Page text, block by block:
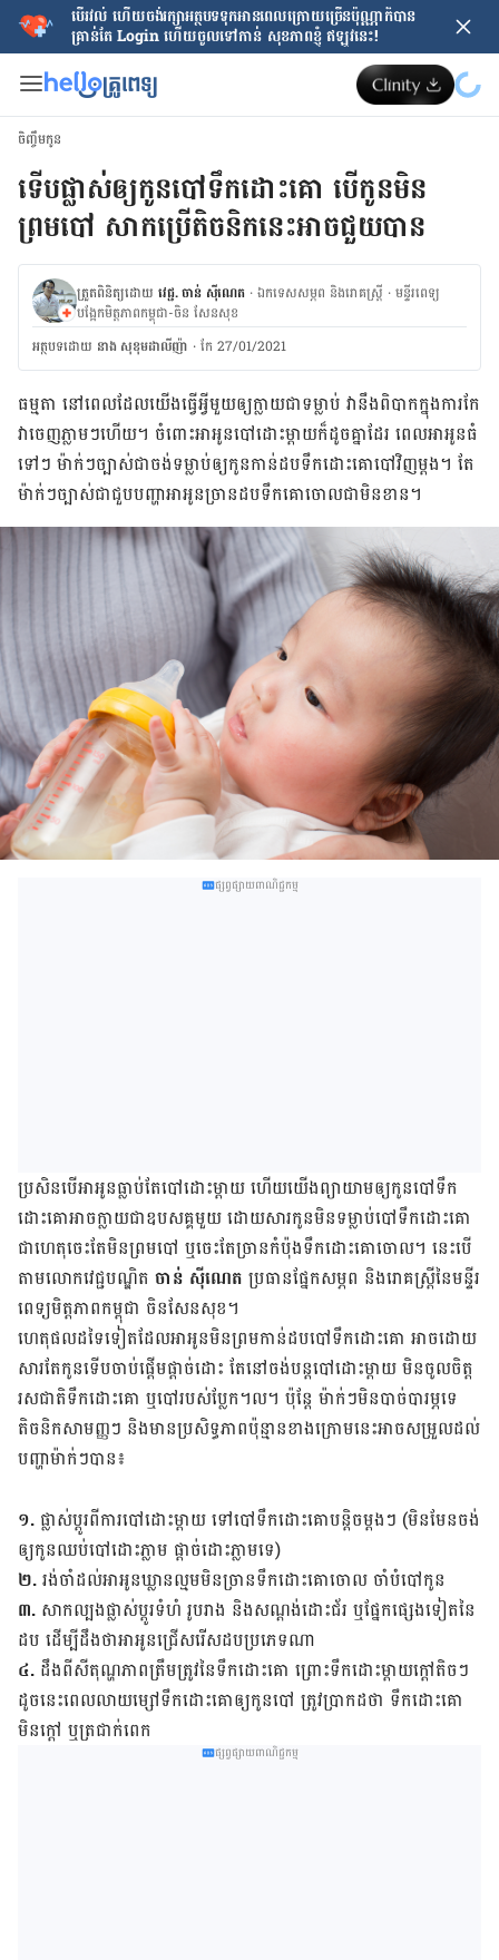
បើរវល់ ហើយចង់​រក្សាអត្ថបទទុកអានពេលក្រោយ​ច្រើនប៉ុណ្ណាក៏បាន
គ្រាន់តែ​ Login ហើយចូលទៅកាន់ សុខភាពខ្ញុំ ឥឡូវនេះ!
ចិញ្ចឹមកូន
ទើបផ្លាស់ឲ្យកូនបៅទឹកដោះគោ បើកូនមិន
ព្រមបៅ សាកប្រើតិចនិកនេះអាចជួយបាន
ត្រួតពិនិត្យដោយ វេជ្ជ. ចាន់ ស៊ីណេត ·ឯកទេសសម្ភព និងរោគស្ត្រី ·ម​ន្ទីរពេទ្យ
បង្អែកមិត្តភាពកម្ពុជា-ចិន សែនសុខ
អត្ថបទ​ដោយ នាង សុខុមដាលីញ៉ា ·កែ 27/01/2021
ធម្មតា នៅ​ពេល​ដែល​យើង​ធ្វើ​អ្វី​មួយ​ឲ្យ​ក្លាយ​ជា​ទម្លាប់ វា​នឹង​ពិបាក​ក្នុង​ការ​កែ​
វា​ចេញ​ភ្លាម​ៗ​ហើយ។ ចំពោះ​អា​អូន​បៅ​ដោះ​ម្ដាយ​ក៏​ដូច​គ្នា​ដែរ ពេល​អា​អូន​ធំ​
ទៅ​ៗ ម៉ាក់​ៗ​ច្បាស់​ជា​ចង់​ទម្លាប់​ឲ្យ​កូន​កាន់​ដប​ទឹក​ដោះ​គោ​បៅ​វិញ​ម្ដង។ តែ​
ម៉ាក់​ៗ​ច្បាស់​ជា​ជួប​បញ្ហា​អា​អូន​ច្រាន​ដប​ទឹក​គោ​ចោល​ជា​មិន​ខាន។
ផ្សព្វផ្សាយពាណិជ្ជកម្ម
ប្រសិន​បើ​អា​អូន​ធ្លាប់​តែ​បៅ​ដោះ​ម្ដាយ ហើយ​យើង​ព្យាយាម​ឲ្យ​កូន​បៅ​ទឹក​
ដោះ​គោ​អាច​ក្លាយ​ជា​ឧបសគ្គ​មួយ ដោយ​សារ​កូន​មិន​ទម្លាប់​បៅ​ទឹក​ដោះ​គោ
ជាហេតុ​ចេះ​តែ​មិន​ព្រម​បៅ ឬ​ចេះ​តែ​ច្រាន​កំប៉ុង​ទឹក​ដោះ​គោ​ចោល។ នេះ​បើ​
តាម​លោក​វេជ្ជបណ្ឌិត ចាន់ ស៊ីណេត ប្រធាន​ផ្នែក​សម្ភព និង​រោគ​ស្ត្រី​នៃ​មន្ទីរ
ពេទ្យ​មិត្តភាព​កម្ពុជា ចិន​សែន​សុខ។
ហេតុ​ផល​ដទៃ​ទៀត​ដែល​អា​អូន​មិន​ព្រម​កាន់​ដប​បៅ​ទឹក​ដោះ​គោ អាច​ដោយ​
សារ​តែ​កូន​ទើប​ចាប់​ផ្ដើម​ផ្ដាច់​ដោះ តែ​នៅ​ចង់​បន្ត​បៅ​ដោះ​ម្ដាយ មិន​ចូល​ចិត្ត​
រសជាតិ​ទឹក​ដោះ​គោ ឬ​បៅ​របស់​ប្លែក។ល។ ប៉ុន្តែ ម៉ាក់​ៗ​មិន​បាច់​បារម្ភ​ទេ
តិចនិក​សាមញ្ញ​ៗ និង​មាន​ប្រសិទ្ធភាព​ប៉ុន្មាន​ខាង​ក្រោម​នេះ​អាច​សម្រួល​ដល់​
បញ្ហា​ម៉ាក់​ៗ​បាន៖
១. ផ្លាស់​ប្ដូរ​ពី​ការ​បៅ​ដោះ​ម្ដាយ ទៅ​បៅ​ទឹក​ដោះ​គោ​​បន្តិច​ម្ដងៗ (មិន​មែន​ចង់​
ឲ្យ​កូន​ឈប់​បៅ​ដោះ​ភ្លាម ផ្ដាច់​ដោះ​ភ្លាម​ទេ)
២.រង់​ចាំ​ដល់​អា​អូន​ឃ្លាន​ល្មម​មិន​ច្រាន​ទឹក​ដោះ​គោ​ចោល ចាំ​បំបៅ​កូន
៣. សាក​ល្បង​ផ្លាស់​ប្ដូរ​ទំហំ រូបរាង និង​សណ្ដង់​ដោះ​ជ័រ ឬ​ផ្នែក​ផ្សេង​ទៀត​នៃ​
ដប ដើម្បី​ដឹង​ថា​អា​អូន​ជ្រើស​រើស​ដប​ប្រភេទ​ណា
៤. ដឹង​ពី​សីតុណ្ហភាព​ត្រឹម​ត្រូវ​នៃ​ទឹក​ដោះ​គោ ព្រោះ​ទឹក​ដោះ​ម្ដាយ​ក្ដៅ​តិច​ៗ
ដូច​នេះ​ពេល​លាយ​ម្សៅ​ទឹក​ដោះ​គោ​ឲ្យ​កូន​បៅ ត្រូវ​ប្រាកដ​ថា ទឹក​ដោះ​គោ​
មិន​ក្ដៅ ឬ​ត្រជាក់​ពេក
ផ្សព្វផ្សាយពាណិជ្ជកម្ម